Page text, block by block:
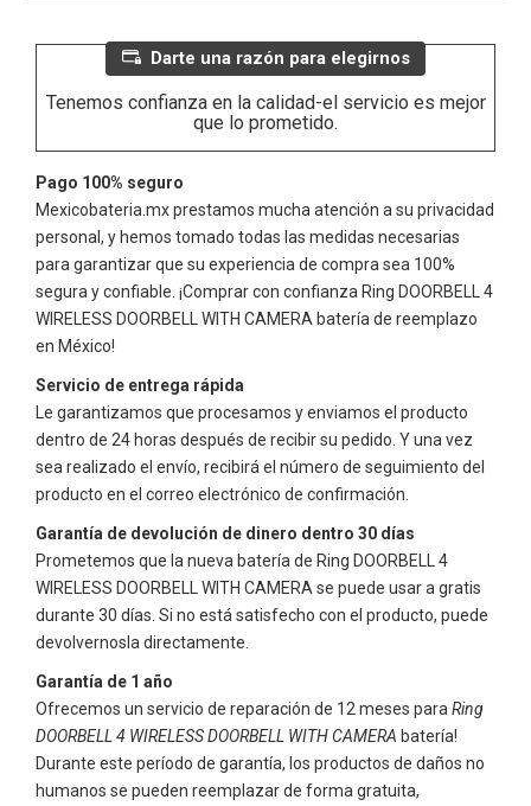
Darte una razón para elegirnos
Tenemos confianza en la calidad-el servicio es mejor
que lo prometido.
Pago 100% seguro
Mexicobateria.mx prestamos mucha atención a su privacidad
personal, y hemos tomado todas las medidas necesarias
para garantizar que su experiencia de compra sea 100%
segura y confiable. ¡Comprar con confianza Ring DOORBELL 4
WIRELESS DOORBELL WITH CAMERA batería de reemplazo
en México!
Servicio de entrega rápida
Le garantizamos que procesamos y enviamos el producto
dentro de 24 horas después de recibir su pedido. Y una vez
sea realizado el envío, recibirá el número de seguimiento del
producto en el correo electrónico de confirmación.
Garantía de devolución de dinero dentro 30 días
Prometemos que la nueva batería de Ring DOORBELL 4
WIRELESS DOORBELL WITH CAMERA se puede usar a gratis
durante 30 días. Si no está satisfecho con el producto, puede
devolvernosla directamente.
Garantía de 1 año
Ofrecemos un servicio de reparación de 12 meses para Ring
DOORBELL 4 WIRELESS DOORBELL WITH CAMERA batería!
Durante este período de garantía, los productos de daños no
humanos se pueden reemplazar de forma gratuita,